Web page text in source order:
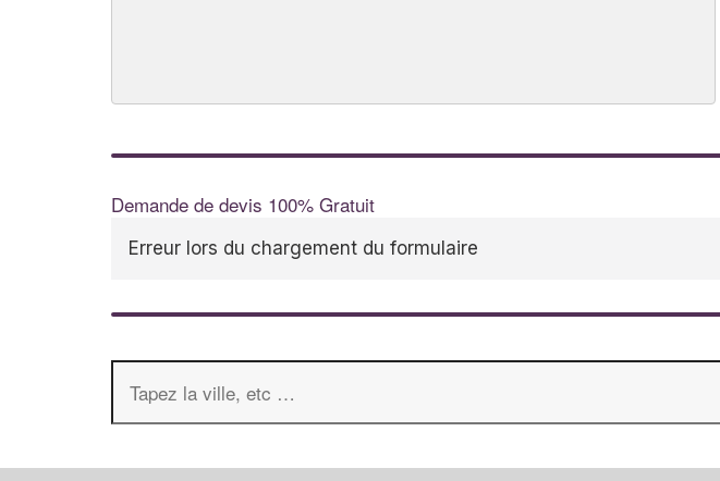
Demande de devis 100% Gratuit
Erreur lors du chargement du formulaire